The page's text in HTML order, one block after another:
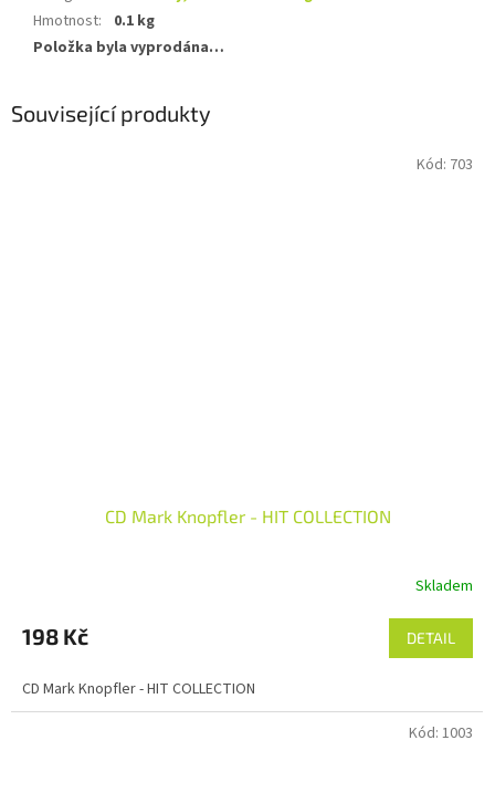
Hmotnost:
0.1 kg
Položka byla vyprodána…
Související produkty
CD Mark Knopfler - HIT COLLECTION
Skladem
198 Kč DETAIL
CD Mark Knopfler - HIT COLLECTION
Kód: 703
Kód: 1003